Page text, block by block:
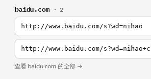
baidu.com · 2
http://www.baidu.com/s?wd=nihao
http://www.baidu.com/
查看 baidu.com 的全部 →